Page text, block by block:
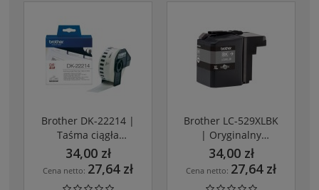
Brother DK-22214 |
Taśma ciągła
papierowa
34,00 zł
Cena netto: 27,64 zł
Brother LC-529XLBK
| Oryginalny
kartridż z tuszem
black do 2400 stron
34,00 zł
Cena netto: 27,64 zł